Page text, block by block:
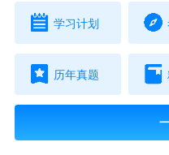
学习计划
历年真题